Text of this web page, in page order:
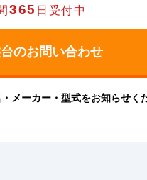
365 日受付中
メーカー・型式をお知らせく